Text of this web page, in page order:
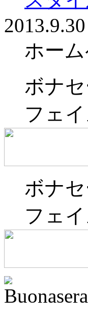
2013.9.30
ホー
ボナ
フェ
ボナ
フェ